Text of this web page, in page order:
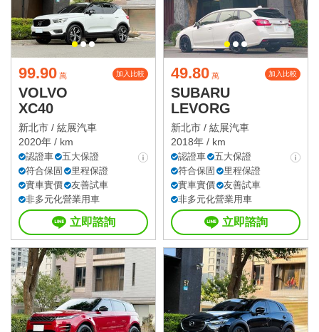
99.90 萬 加入比較
VOLVO
XC40
新北市 / 紘展汽車
2020年 / km
認證車
五大保證
符合保固
里程保證
實車實價
友善試車
非多元化營業用車
立即諮詢
49.80 萬 加入比較
SUBARU
LEVORG
新北市 / 紘展汽車
2018年 / km
認證車
五大保證
符合保固
里程保證
實車實價
友善試車
非多元化營業用車
立即諮詢